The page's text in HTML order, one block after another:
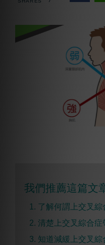
我們推薦這篇文
1. 了解何謂上交叉綜
2. 清楚上交叉綜合症
3. 知道減緩上交叉綜